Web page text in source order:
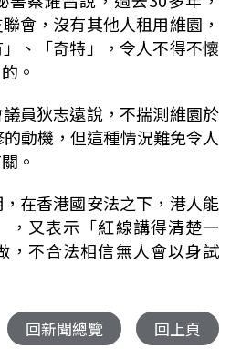
會，沒有其他人租用維園，
、「奇特」，令人不得不懷
。
員狄志遠說，不揣測維園於
動機，但這種情況難免令人
。
在香港國安法之下，港人能
，又表示「紅線講得清楚一
，不合法相信無人會以身試
回新聞總覽 回上頁